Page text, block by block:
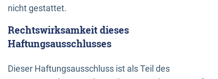
nicht gestattet.
Rechtswirksamkeit dieses
Haftungsausschlusses
Dieser Haftungsausschluss ist als Teil des